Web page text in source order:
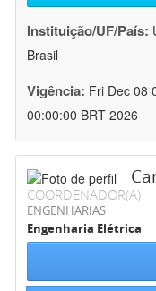
Instituição/UF/País:
Brasil
Vigência: Fri Dec 08
00:00:00 BRT 2026
COORDENADOR(A)
ENGENHARIAS
Engenharia Elétrica